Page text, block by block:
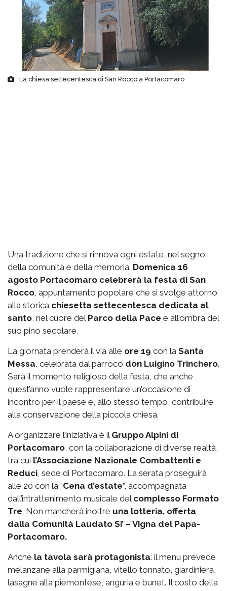
La chiesa settecentesca di San Rocco a Portacomaro
Una tradizione che si rinnova ogni estate, nel segno
della comunità e della memoria. Domenica 16
agosto Portacomaro celebrerà la festa di San
Rocco, appuntamento popolare che si svolge attorno
alla storica chiesetta settecentesca dedicata al
santo, nel cuore del Parco della Pace e all’ombra del
suo pino secolare.
La giornata prenderà il via alle ore 19 con la Santa
Messa, celebrata dal parroco don Luigino Trinchero.
Sarà il momento religioso della festa, che anche
quest’anno vuole rappresentare un’occasione di
incontro per il paese e, allo stesso tempo, contribuire
alla conservazione della piccola chiesa.
A organizzare l’iniziativa è il Gruppo Alpini di
Portacomaro, con la collaborazione di diverse realtà,
tra cui l’Associazione Nazionale Combattenti e
Reduci, sede di Portacomaro. La serata proseguirà
alle 20 con la “Cena d’estate”, accompagnata
dall’intrattenimento musicale del complesso Formato
Tre. Non mancherà inoltre una lotteria, offerta
dalla Comunità Laudato Si’ – Vigna del Papa-
Portacomaro.
Anche la tavola sarà protagonista: il menu prevede
melanzane alla parmigiana, vitello tonnato, giardiniera,
lasagne alla piemontese, anguria e bunet. Il costo della